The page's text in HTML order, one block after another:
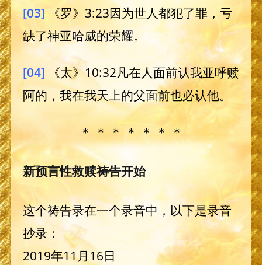
[03] 《罗》3:23因为世人都犯了罪，亏
缺了神亚哈威的荣耀。
[04] 《太》10:32凡在人面前认我亚呼赎
阿的，我在我天上的父面前也必认他。
＊ ＊ ＊ ＊ ＊ ＊ ＊
新预言性救赎祷告开始
这个祷告录在一个录音中，以下是录音
抄录：
2019年11月16日